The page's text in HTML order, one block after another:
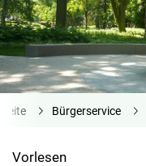
Bürgerservice
Vorlesen